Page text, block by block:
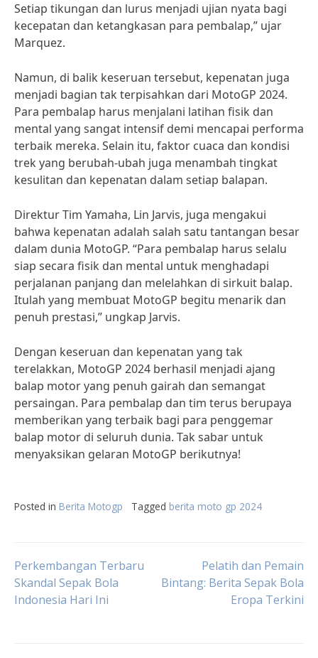
Setiap tikungan dan lurus menjadi ujian nyata bagi
kecepatan dan ketangkasan para pembalap,” ujar
Marquez.
Namun, di balik keseruan tersebut, kepenatan juga
menjadi bagian tak terpisahkan dari MotoGP 2024.
Para pembalap harus menjalani latihan fisik dan
mental yang sangat intensif demi mencapai performa
terbaik mereka. Selain itu, faktor cuaca dan kondisi
trek yang berubah-ubah juga menambah tingkat
kesulitan dan kepenatan dalam setiap balapan.
Direktur Tim Yamaha, Lin Jarvis, juga mengakui
bahwa kepenatan adalah salah satu tantangan besar
dalam dunia MotoGP. “Para pembalap harus selalu
siap secara fisik dan mental untuk menghadapi
perjalanan panjang dan melelahkan di sirkuit balap.
Itulah yang membuat MotoGP begitu menarik dan
penuh prestasi,” ungkap Jarvis.
Dengan keseruan dan kepenatan yang tak
terelakkan, MotoGP 2024 berhasil menjadi ajang
balap motor yang penuh gairah dan semangat
persaingan. Para pembalap dan tim terus berupaya
memberikan yang terbaik bagi para penggemar
balap motor di seluruh dunia. Tak sabar untuk
menyaksikan gelaran MotoGP berikutnya!
Posted in Berita Motogp Tagged berita moto gp 2024
Post
navigation
Perkembangan Terbaru
Skandal Sepak Bola
Indonesia Hari Ini
Pelatih dan Pemain
Bintang: Berita Sepak Bola
Eropa Terkini